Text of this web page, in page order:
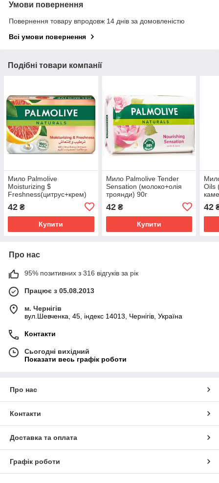
Умови повернення
Повернення товару впродовж 14 днів за домовленістю
Всі умови повернення
Подібні товари компанії
Мило Palmolive
Moisturizing $
Freshness(цитрус+крем)
42 ₴
Купити
Мило Palmolive Tender
Sensation (молоко+олія
троянди) 90г
42₴
Купити
Oils
42
Про нас
95% позитивних з 316 відгуків за рік
Працює з 05.08.2013
м. Чернігів
вул.Шевченка, 45, індекс 14013, Чернігів, Україна
Контакти
Сьогодні вихідний
Показати весь графік роботи
Про нас
Контакти
Доставка та оплата
Графік роботи